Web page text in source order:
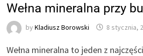
Wełna mineralna przy
byKladiusz Borowski 8 stycznia,
Wełna mineralna to jeden z